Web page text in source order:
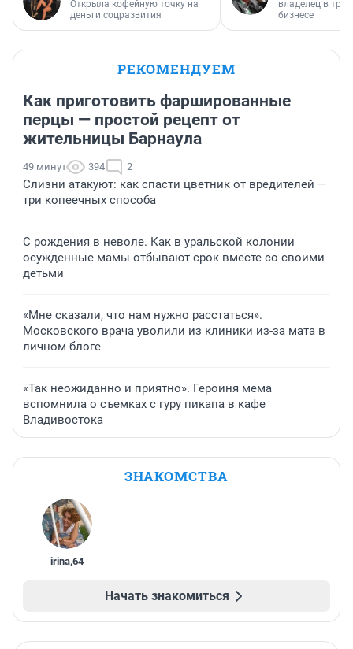
Открыла кофейную точку на
деньги соцразвития
владелец в
бизнесе
РЕКОМЕНДУЕМ
Как приготовить фаршированные
перцы — простой рецепт от
жительницы Барнаула
49 минут 394 2
Слизни атакуют: как спасти цветник от вредителей —
три копеечных способа
С рождения в неволе. Как в уральской колонии
осужденные мамы отбывают срок вместе со своими
детьми
«Мне сказали, что нам нужно расстаться».
Московского врача уволили из клиники из-за мата в
личном блоге
«Так неожиданно и приятно». Героиня мема
вспомнила о съемках с гуру пикапа в кафе
Владивостока
ЗНАКОМСТВА
irina,64
Начать знакомиться